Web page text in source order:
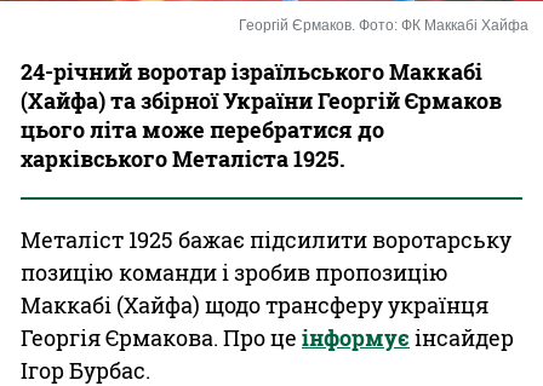
Георгій Єрмаков. Фото: ФК Маккабі Хайфа
24-річний воротар ізраїльського Маккабі
(Хайфа) та збірної України Георгій Єрмаков
цього літа може перебратися до
харківського Металіста 1925.
Металіст 1925 бажає підсилити воротарську
позицію команди і зробив пропозицію
Маккабі (Хайфа) щодо трансферу українця
Георгія Єрмакова. Про це інформує інсайдер
Ігор Бурбас.